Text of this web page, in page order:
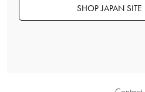
SHOP JAPAN SITE